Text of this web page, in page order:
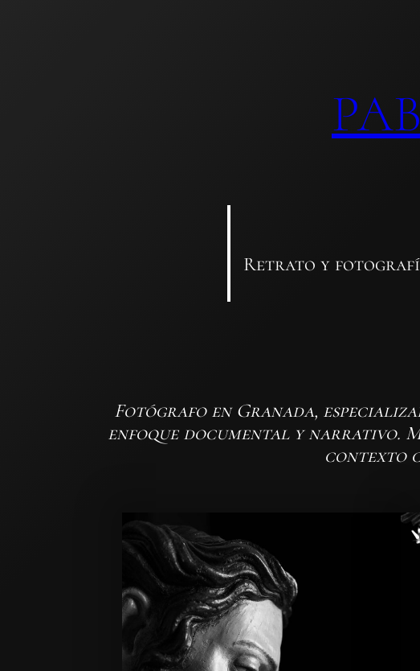
Retrato y
Fotógrafo en Granada,
enfoque documental y narrativo.
contexto